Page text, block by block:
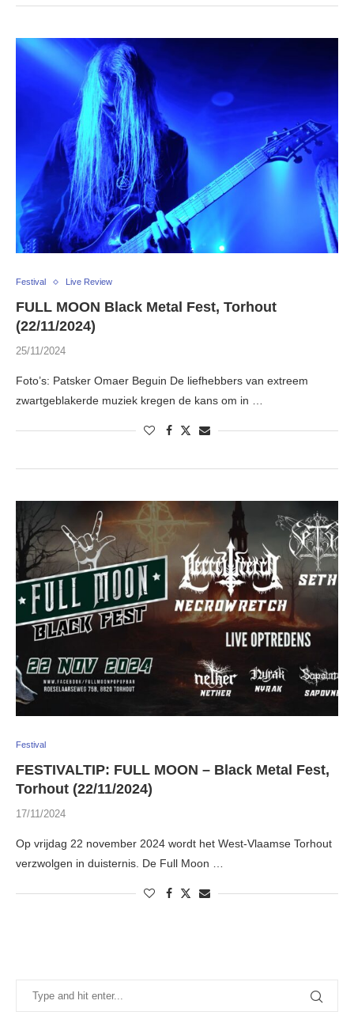
Festival Live Review
FULL MOON Black Metal Fest, Torhout
(22/11/2024)
25/11/2024
Foto’s: Patsker Omaer Beguin De liefhebbers van extreem
zwartgeblakerde muziek kregen de kans om in …
Festival
FESTIVALTIP: FULL MOON – Black Metal Fest,
Torhout (22/11/2024)
17/11/2024
Op vrijdag 22 november 2024 wordt het West-Vlaamse Torhout
verzwolgen in duisternis. De Full Moon …